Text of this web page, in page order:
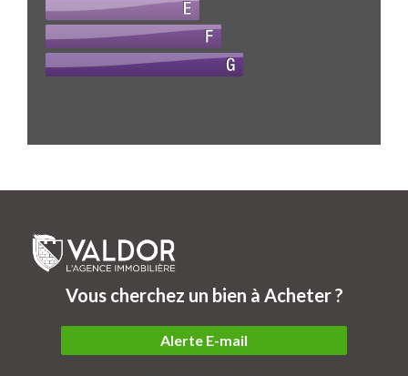
Vous cherchez un bien à Acheter ?
Alerte E-mail